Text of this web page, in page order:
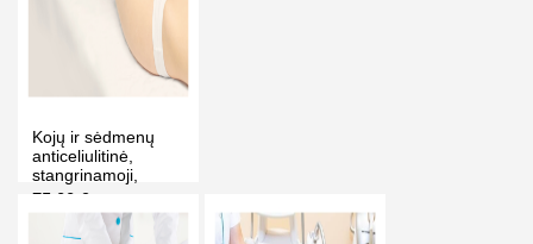
Kojų ir sėdmenų
anticeliulitinė,
stangrinamoji,
liekninamoji
procedūra su radijo
dažnio aparatu,
75.00 €
-38%